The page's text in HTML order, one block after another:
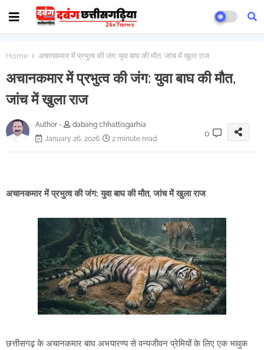
Home अचानकमार में प्रभुत्व की जंग: युवा बाघ की मौत, जांच में खुला राज
अचानकमार में प्रभुत्व की जंग: युवा बाघ की मौत,
जांच में खुला राज
Author -
dabang chhattisgarhia
January 26, 2026
2 minute read
0
अचानकमार में प्रभुत्व की जंग: युवा बाघ की मौत, जांच में खुला राज
छत्तीसगढ़ के अचानकमार बाघ अभयारण्य से वन्यजीवन प्रेमियों के लिए एक भावुक